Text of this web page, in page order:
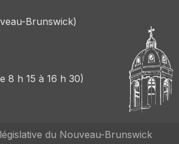
Brunswick)
8 h 15 à 16 h 30)
du Nouveau-Brunswick